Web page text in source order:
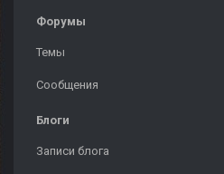
Форумы
Темы
Сообщения
Блоги
Записи блога